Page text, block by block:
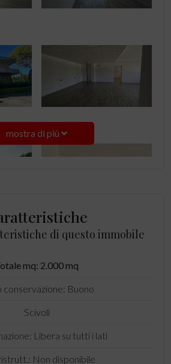
mostra di più
di questo immobile
mq: 2.000 mq
conservazione: Buono
Scivoli
Libera su tutti i lati
Non disponibile